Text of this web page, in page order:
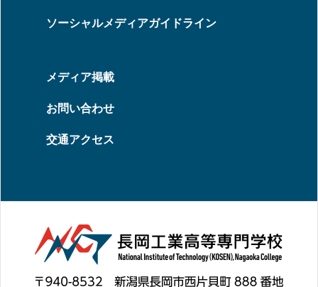
ソーシャルメディアガイドライン
メディア掲載
お問い合わせ
交通アクセス